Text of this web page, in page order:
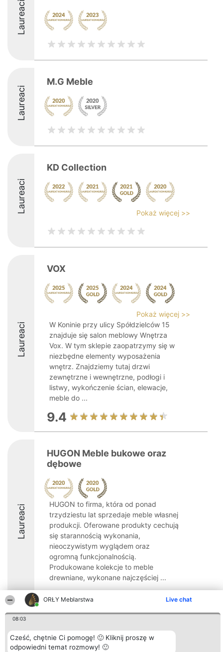
ORŁY Meblarstwa Live chat
08:03
Cześć, chętnie Ci pomogę! 🙂 Kliknij proszę w
odpowiedni temat rozmowy! 🙂
Laureaci
Laureaci
M.G Meble
Laureaci
KD Collection
Pokaż więcej >>
Laureaci
VOX
Pokaż więcej >>
W Koninie przy ulicy Spółdzielców 15
znajduje się salon meblowy Wnętrza
Vox. W tym sklepie zaopatrzymy się w
niezbędne elementy wyposażenia
wnętrz. Znajdziemy tutaj drzwi
zewnętrzne i wewnętrzne, podłogi i
listwy, wykończenie ścian, elewacje,
meble do ...
9.4
Laureaci
HUGON Meble bukowe oraz
dębowe
HUGON to firma, która od ponad
trzydziestu lat sprzedaje meble własnej
produkcji. Oferowane produkty cechują
się starannością wykonania,
nieoczywistym wyglądem oraz
ogromną funkcjonalnością.
Produkowane kolekcje to meble
drewniane, wykonane najczęściej ...
Organizator plebiscytu
Bright Side Solutions sp. z o.
o. sp. k.
Plebiscyt
Laureaci
Lista
Kontakt
Kontakt